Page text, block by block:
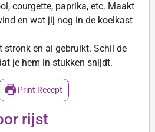
courgette, paprika, etc. Maakt
en wat jij nog in de koelkast
stronk en al gebruikt. Schil de
je hem in stukken snijdt.
Print Recept
rijst